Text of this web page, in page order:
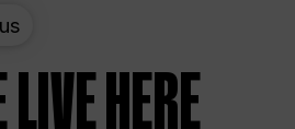
HERE